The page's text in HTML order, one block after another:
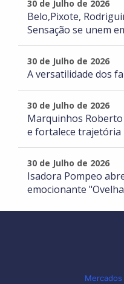
30 de Julho de 2026
Belo,Pixote,
Sensação se unem
30 de Julho de 2026
A versatilidade dos
30 de Julho de 2026
Marquinhos
e fortalece trajetória
30 de Julho de 2026
Isadora Pompeo
emocionante
Mercados